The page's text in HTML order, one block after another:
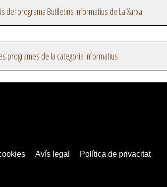
del programa Butlletins informatius de La Xarxa
programes de la categoria informatius
Avís legal Política de privacitat